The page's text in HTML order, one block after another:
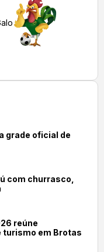
grade oficial de
com churrasco,
reúne
em Brotas